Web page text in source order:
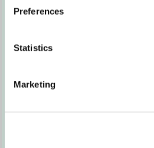
Preferences
Statistics
Marketing
ØKOSYSTEM &